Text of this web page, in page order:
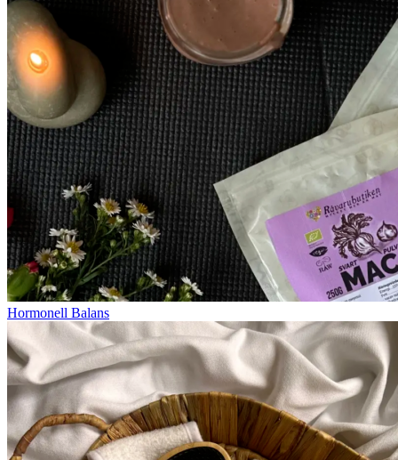
Hormonell Balans